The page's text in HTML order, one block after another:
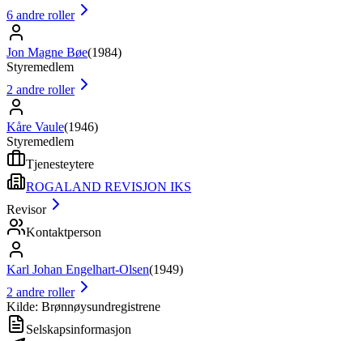
6 andre roller
Jon Magne Bøe(1984)
Styremedlem
2 andre roller
Kåre Vaule(1946)
Styremedlem
Tjenesteytere
ROGALAND REVISJON IKS
Revisor
Kontaktperson
Karl Johan Engelhart-Olsen(1949)
2 andre roller
Kilde: Brønnøysundregistrene
Selskapsinformasjon